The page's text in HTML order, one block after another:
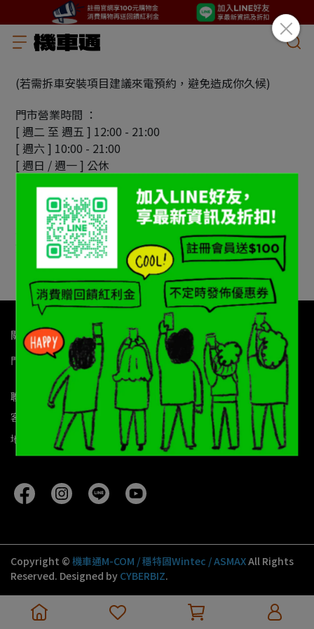
(若需拆車安裝項目建議來電預約，避免造成你久候)
門市營業時間 ：
[ 週二 至 週五 ] 12:00 - 21:00
[ 週六 ] 10:00 - 21:00
[ 週日 / 週一 ] 公休
電話：02-26518691
地址：115 台北市南港區南港路三段200號(靠近成美橋/
饒河街)
關於我們
門市營業時間 關於我們 查詢 退貨政策 隱私政策 我的帳戶
聯絡資訊
客服專線：02-26518691
地址：115 台北市南港區南港路三段200號
Copyright © 機車通M-COM / 穩特固Wintec / ASMAXAll Rights
Reserved. Designed by CYBERBIZ.